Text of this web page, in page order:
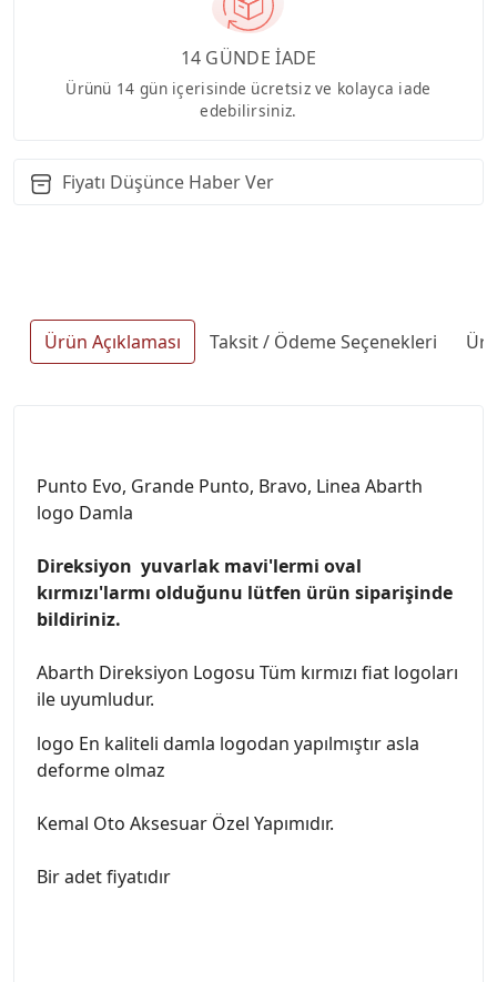
14 GÜNDE İADE
Ürünü 14 gün içerisinde ücretsiz ve kolayca iade
edebilirsiniz.
Fiyatı Düşünce Haber Ver
Ürün Açıklaması Taksit / Ödeme Seçenekleri
Punto Evo, Grande Punto, Bravo, Linea Abarth
logo Damla
Direksiyon yuvarlak mavi'lermi oval
kırmızı'larmı olduğunu lütfen ürün siparişinde
bildiriniz.
Abarth Direksiyon Logosu Tüm kırmızı fiat logoları
ile uyumludur.
logo En kaliteli damla logodan yapılmıştır asla
deforme olmaz
Kemal Oto Aksesuar Özel Yapımıdır.
Bir adet fiyatıdır